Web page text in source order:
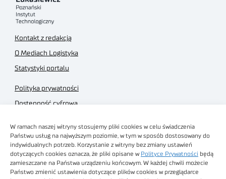
W ramach naszej witryny stosujemy pliki cookies w celu świadczenia
Państwu usług na najwyższym poziomie, w tym w sposób dostosowany do
indywidualnych potrzeb. Korzystanie z witryny bez zmiany ustawień
dotyczących cookies oznacza, że pliki opisane w Polityce Prywatności będą
zamieszczane na Państwa urządzeniu końcowym. W każdej chwili możecie
Państwo zmienić ustawienia dotyczące plików cookies w przeglądarce
Kontakt z redakcją
O Mediach Logistyka
Statystyki portalu
Polityka prywatności
Dostępność cyfrowa
Regulamin sklepu